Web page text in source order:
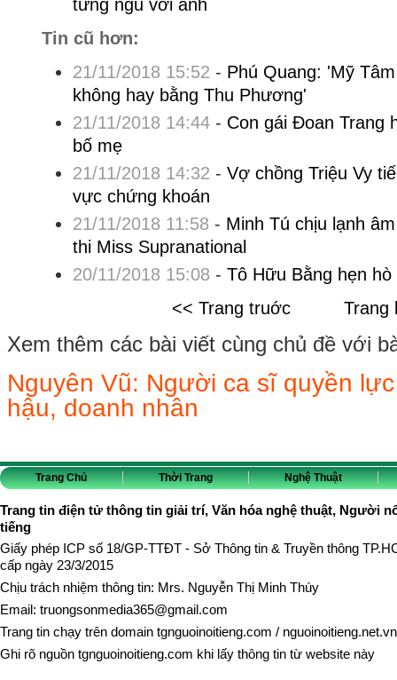
từng ngủ với anh
Tin cũ hơn:
21/11/2018 15:52 - Phú Quang: 'Mỹ
không hay bằng Thu Phương'
21/11/2018 14:44- Con gái Đoan Trang
bố mẹ
21/11/2018 14:32 - Vợ chồng Triệu Vy
vực chứng khoán
21/11/2018 11:58 - Minh Tú chịu lạnh
thi Miss Supranational
20/11/2018 15:08 - Tô Hữu Bằng hẹn
<< Trang truớc
Trang
Xem thêm các bài viết cùng chủ đề với
Nguyên Vũ: Người ca sĩ quyền
hậu, doanh nhân
Trang Chủ Thời Trang Nghệ Thuật
Trang tin điện tử thông tin giải trí, Văn hóa nghệ thuật, Người
tiếng
Giấy phép ICP số 18/GP-TTĐT - Sở Thông tin & Truyền thông
cấp ngày 23/3/2015
Chịu trách nhiệm thông tin: Mrs. Nguyễn Thị Minh Thúy
Email: truongsonmedia365@gmail.com
Trang tin chạy trên domain tgnguoinoitieng.com / nguoinoitieng.net.vn
Ghi rõ nguồn tgnguoinoitieng.com khi lấy thông tin từ website này